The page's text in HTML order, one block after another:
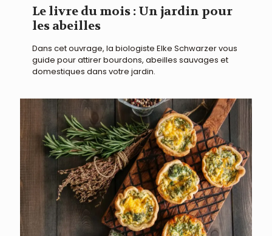
Le livre du mois : Un jardin pour
les abeilles
Dans cet ouvrage, la biologiste Elke Schwarzer vous
guide pour attirer bourdons, abeilles sauvages et
domestiques dans votre jardin.